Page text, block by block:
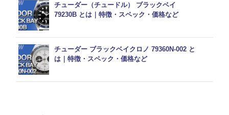
チューダー（チュードル） ブラックベイ
79230B とは｜特徴・スペック・価格など
チューダー ブラックベイクロノ 79360N-002 と
は｜特徴・スペック・価格など